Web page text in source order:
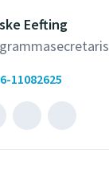
Eefting
11082625
Mailen
naar
Bel
met